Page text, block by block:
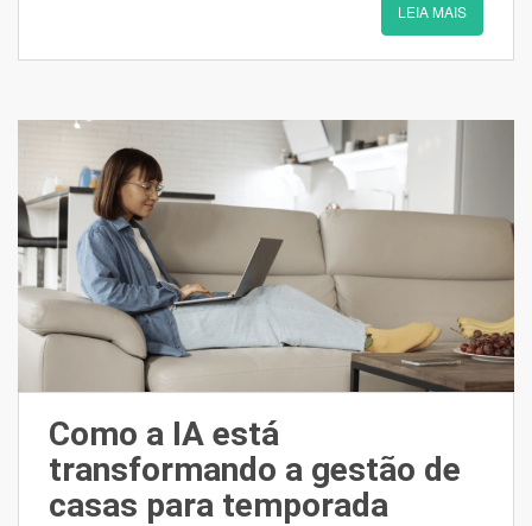
LEIA MAIS
Como a IA está
transformando a gestão de
casas para temporada